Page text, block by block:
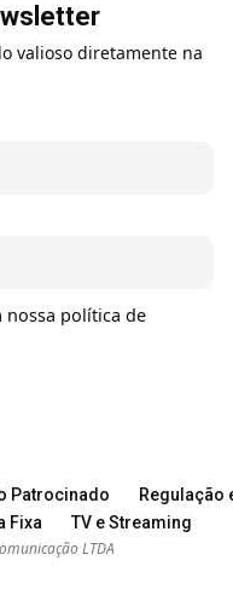
valioso diretamente na
nossa política de
Patrocinado Regulação
Fixa TV e Streaming
LTDA